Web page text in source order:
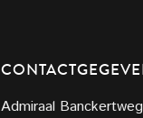
Admiraal